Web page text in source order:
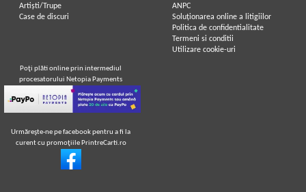
Artiști/Trupe
Case de discuri
ANPC
Soluționarea online a litigiilor
Politica de confidentialitate
Termeni si conditii
Utilizare cookie-uri
Poţi plăti online prin intermediul
procesatorului Netopia Payments
Urmăreşte-ne pe facebook pentru a fi la
curent cu promoţiile PrintreCarti.ro